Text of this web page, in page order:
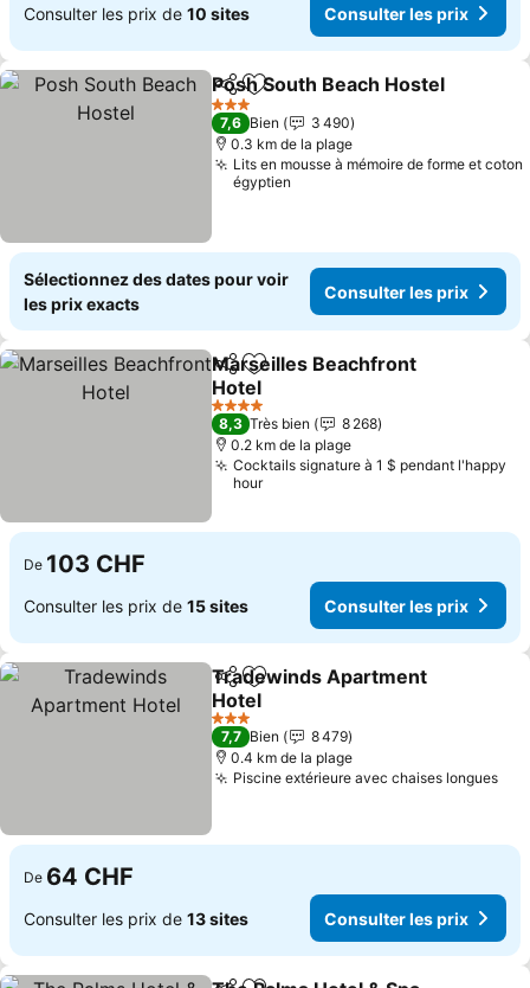
Consulter les prix de 10 sites Consulter les prix
PartagerAjouter à mes favoris
Posh South Beach Hostel
3 Étoiles
7,6 Bien
3 490
0.3 km de la plage
Lits en mousse à mémoire de forme et coton
égyptien
Sélectionnez des dates pour voir
les prix exacts
Consulter les prix
PartagerAjouter à mes favoris
Marseilles Beachfront
Hotel
4 Étoiles
8,3 Très bien
8 268
0.2 km de la plage
Cocktails signature à 1 $ pendant l'happy
hour
De 103 CHF
Consulter les prix de 15 sites Consulter les prix
PartagerAjouter à mes favoris
Tradewinds Apartment
Hotel
3 Étoiles
7,7 Bien
8 479
0.4 km de la plage
Piscine extérieure avec chaises longues
De 64 CHF
Consulter les prix de 13 sites Consulter les prix